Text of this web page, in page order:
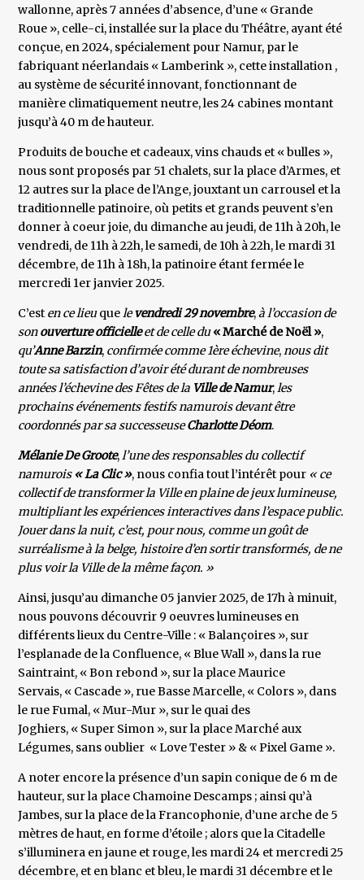
wallonne, après 7 années d’absence, d’une « Grande
Roue », celle-ci, installée sur la place du Théâtre, ayant été
conçue, en 2024, spécialement pour Namur, par le
fabriquant néerlandais « Lamberink », cette installation ,
au système de sécurité innovant, fonctionnant de
manière climatiquement neutre, les 24 cabines montant
jusqu’à 40 m de hauteur.
Produits de bouche et cadeaux, vins chauds et « bulles »,
nous sont proposés par 51 chalets, sur la place d’Armes, et
12 autres sur la place de l’Ange, jouxtant un carrousel et la
traditionnelle patinoire, où petits et grands peuvent s’en
donner à coeur joie, du dimanche au jeudi, de 11h à 20h, le
vendredi, de 11h à 22h, le samedi, de 10h à 22h, le mardi 31
décembre, de 11h à 18h, la patinoire étant fermée le
mercredi 1er janvier 2025.
C’est en ce lieuquelevendredi 29 novembre,à l’occasion de
sonouverture officielleet de celle du« Marché de Noël »,
qu’Anne Barzin, confirmée comme 1ère échevine,nous dit
toute sa satisfaction d’avoir été durant de nombreuses
années l’échevine des Fêtes de la Ville de Namur,les
prochains événements festifs namurois devant être
coordonnés par sa successeuseCharlotte Déom.
Mélanie De Groote,l’une des responsables du collectif
namurois « La Clic », nous confia tout l’intérêt pour « ce
collectif de transformer la Ville en plaine de jeux lumineuse,
multipliant les expériences interactives dans l’espace public.
Jouer dans la nuit, c’est, pour nous, comme un goût de
surréalisme à la belge, histoire d’en sortir transformés, de ne
plus voir la Ville de la même façon. »
Ainsi, jusqu’au dimanche 05 janvier 2025, de 17h à minuit,
nous pouvons découvrir 9 oeuvres lumineuses en
différents lieux du Centre-Ville : « Balançoires », sur
l’esplanade de la Confluence, « Blue Wall », dans la rue
Saintraint, « Bon rebond », sur la place Maurice
Servais, « Cascade », rue Basse Marcelle, « Colors », dans
le rue Fumal, « Mur-Mur », sur le quai des
Joghiers, « Super Simon », sur la place Marché aux
Légumes, sans oublier « Love Tester » & « Pixel Game ».
A noter encore la présence d’un sapin conique de 6 m de
hauteur, sur la place Chamoine Descamps ; ainsi qu’à
Jambes, sur la place de la Francophonie, d’une arche de 5
mètres de haut, en forme d’étoile ; alors que la Citadelle
s’illuminera en jaune et rouge, les mardi 24 et mercredi 25
décembre, et en blanc et bleu, le mardi 31 décembre et le